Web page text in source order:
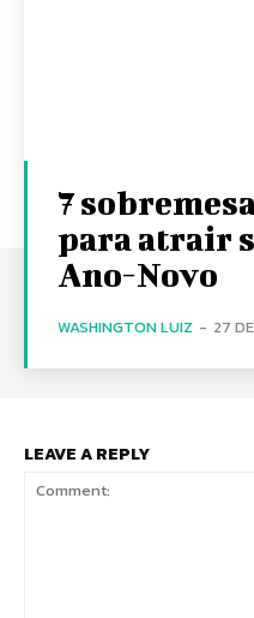
7
para atrair
Ano-Novo
WASHINGTON LUIZ - 27
LEAVE A REPLY